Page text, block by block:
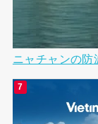
ニャチャンの防